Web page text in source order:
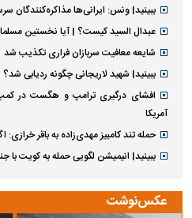
ببینید| ونس: ایرانی‌ها مذاکره‌کنندگان
عبدال السید کیست؟ | آیا نخستین
شایعه معافیت سربازان فراری تکذیب شد
ببینید| شهید لاریجانی چگونه ردیابی شد؟
افشای درگیری ترامپ و هگست در
آمریکا
حمله تند کامبیز مهدی‌زاده به باقر
ببینید| انیمیشن لگویی حمله به کویت با
عکس‌نوشت